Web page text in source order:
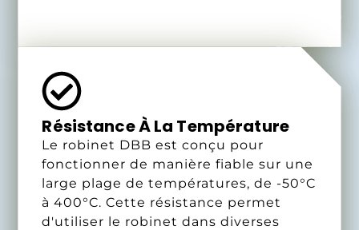
Résistance À La Température
Le robinet DBB est conçu pour
fonctionner de manière fiable sur une
large plage de températures, de -50°C
à 400°C. Cette résistance permet
d'utiliser le robinet dans diverses